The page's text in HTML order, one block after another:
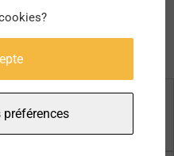
préférences